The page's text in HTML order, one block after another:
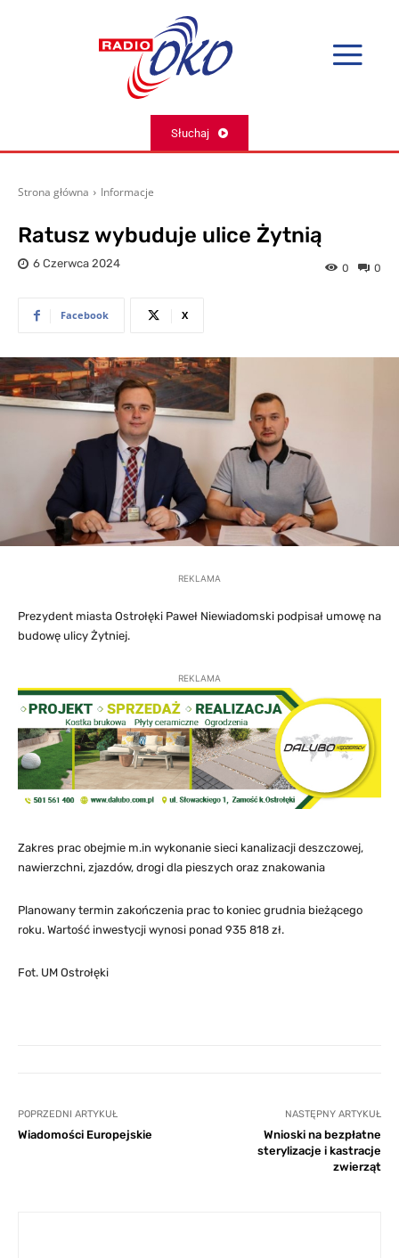
Słuchaj
Strona główna Informacje
Ratusz wybuduje ulice Żytnią
6 Czerwca 2024 0
0
Facebook X
REKLAMA
Prezydent miasta Ostrołęki Paweł Niewiadomski podpisał umowę na
budowę ulicy Żytniej.
REKLAMA
Zakres prac obejmie m.in wykonanie sieci kanalizacji deszczowej,
nawierzchni, zjazdów, drogi dla pieszych oraz znakowania
Planowany termin zakończenia prac to koniec grudnia bieżącego
roku. Wartość inwestycji wynosi ponad 935 818 zł.
Fot. UM Ostrołęki
POPRZEDNI ARTYKUŁ
Wiadomości Europejskie
NASTĘPNY ARTYKUŁ
Wnioski na bezpłatne
sterylizacje i kastracje
zwierząt